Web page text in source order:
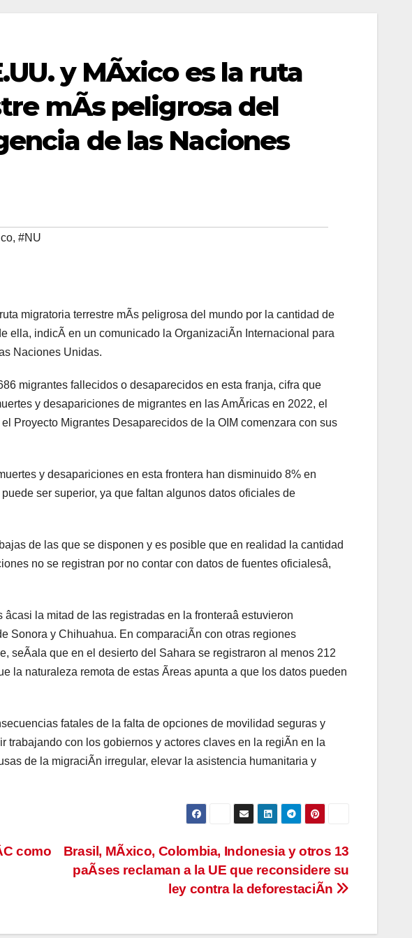
y MÃxico es la ruta
mÃs peligrosa del
de las Naciones
, #NU
migratoria terrestre mÃs peligrosa del mundo por la cantidad de
ella, indicÃ en un comunicado la OrganizaciÃn Internacional para
Naciones Unidas.
migrantes fallecidos o desaparecidos en esta franja, cifra que
y desapariciones de migrantes en las AmÃricas en 2022, el
Proyecto Migrantes Desaparecidos de la OIM comenzara con sus
y desapariciones en esta frontera han disminuido 8% en
ser superior, ya que faltan algunos datos oficiales de
de las que se disponen y es posible que en realidad la cantidad
no se registran por no contar con datos de fuentes oficialesâ,
la mitad de las registradas en la fronteraâ estuvieron
Sonora y Chihuahua. En comparaciÃn con otras regiones
seÃala que en el desierto del Sahara se registraron al menos 212
la naturaleza remota de estas Ãreas apunta a que los datos pueden
fatales de la falta de opciones de movilidad seguras y
trabajando con los gobiernos y actores claves en la regiÃn en la
de la migraciÃn irregular, elevar la asistencia humanitaria y
Brasil, MÃxico, Colombia, Indonesia y otros 13
paÃses reclaman a la UE que reconsidere su
ley contra la deforestaciÃn
como